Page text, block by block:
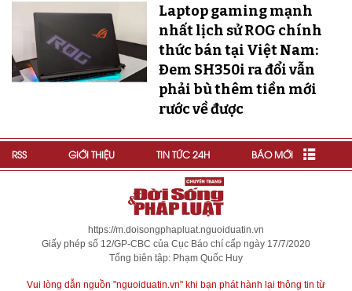
Laptop gaming mạnh
nhất lịch sử ROG chính
thức bán tại Việt Nam:
Đem SH350i ra đổi vẫn
phải bù thêm tiền mới
rước về được
RSS GIỚI THIỆU TIN TỨC 24H BÁO MỚI
https://m.doisongphapluat.nguoiduatin.vn
Giấy phép số 12/GP-CBC của Cục Báo chí cấp ngày 17/7/2020
Tổng biên tập: Phạm Quốc Huy
Vui lòng dẫn nguồn "nguoiduatin.vn" khi bạn phát hành lại thông tin từ